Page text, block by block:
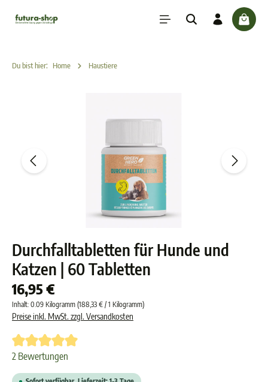
springen
Du bist hier: Home Haustiere
Durchfalltabletten für Hunde und
Katzen | 60 Tabletten
16,95 €
Inhalt: 0.09 Kilogramm (188,33 € / 1 Kilogramm)
Preise inkl. MwSt. zzgl. Versandkosten
Durchschnittliche Bewertung von 5 von 5 Sternen
2 Bewertungen